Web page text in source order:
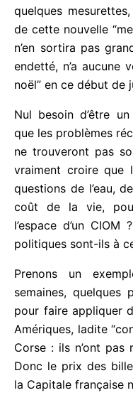
colonies viendra
mesurettes, n’est
nouvelle “messe”, il
sortira pas grand-
endetté, n’a
Nul besoin d’être un
que les problèmes
pays ne trouveront
peut vraiment
jeunes, les questions
transport, du coût
résolus en l’espace
Prenons un
semaines, quelques
pour faire appliquer
des Amériques,
dévolue à la Corse
bouger les lignes.